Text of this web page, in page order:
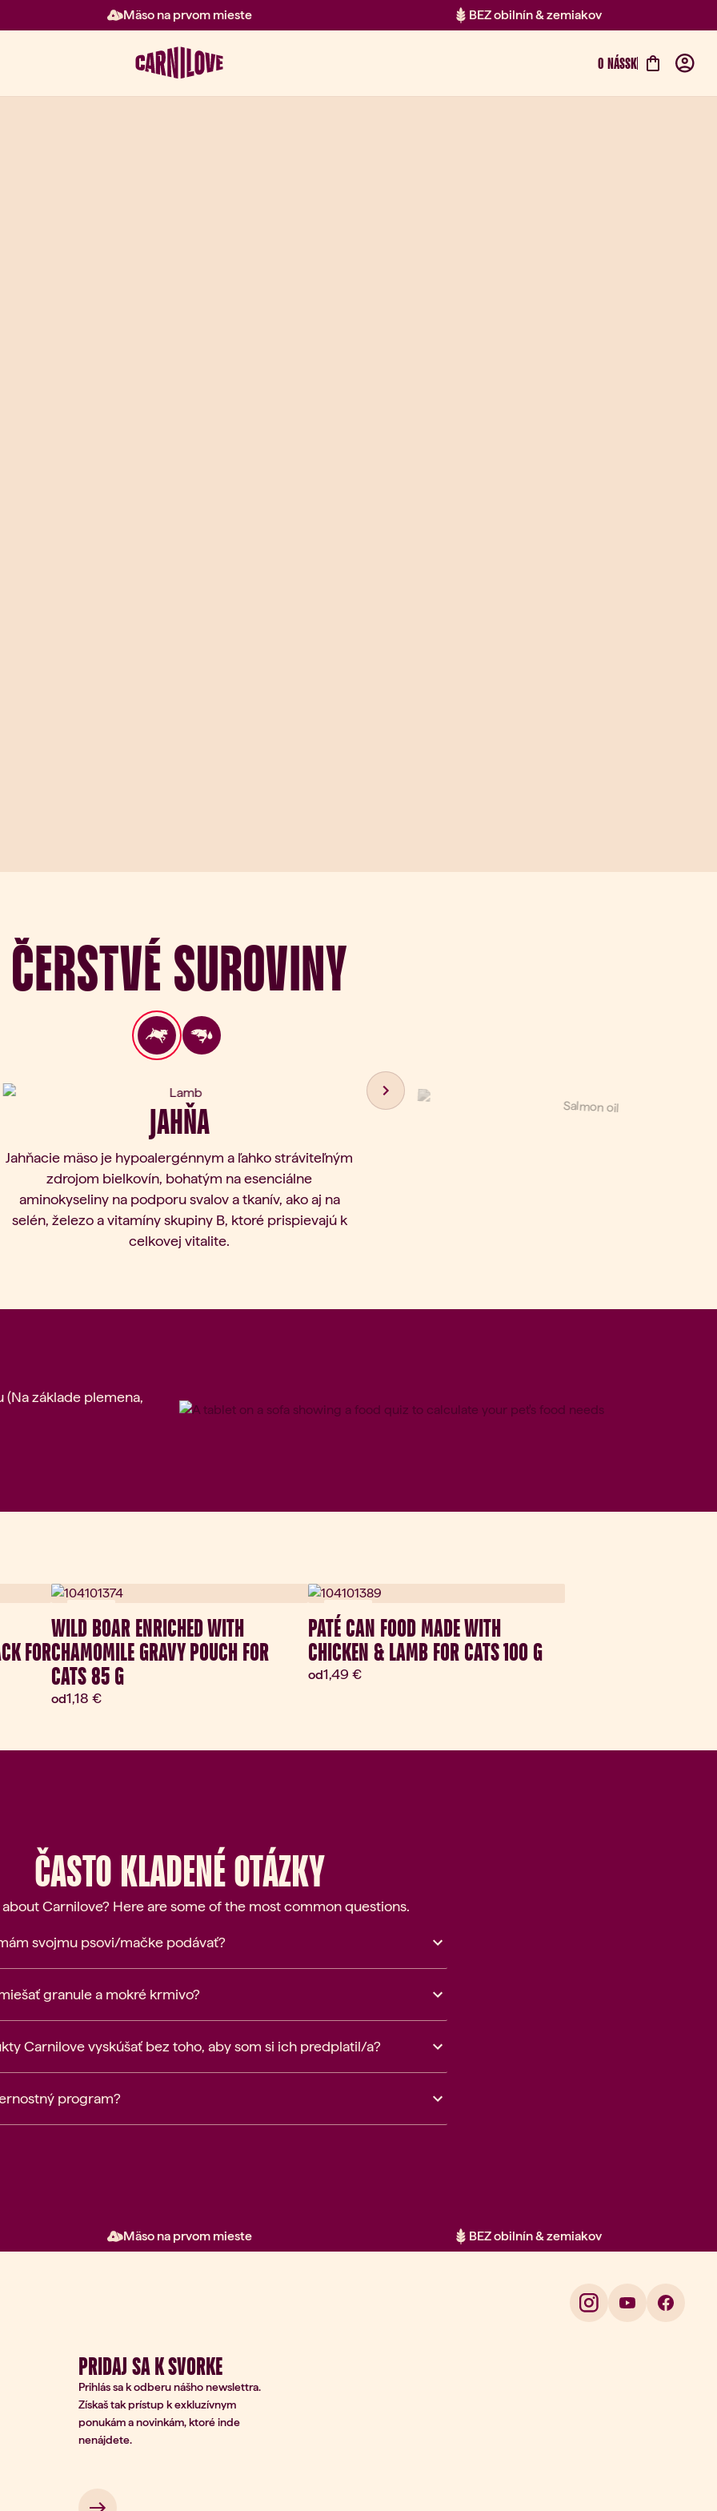
Mäso na prvom mieste BEZ obilnín & zemiakov
O NÁSSK
Čerstvé suroviny
slide Next slide
JAHŇA
Jahňacie mäso je hypoalergénnym a ľahko stráviteľným
zdrojom bielkovín, bohatým na esenciálne
aminokyseliny na podporu svalov a tkanív, ako aj na
selén, železo a vitamíny skupiny B, ktoré prispievajú k
celkovej vitalite.
základe plemena,
FOR
WILD BOAR ENRICHED WITH
CHAMOMILE GRAVY POUCH FOR
CATS 85 G
odAktuálna cena:
1,18 €
PATÉ CAN FOOD MADE WITH
CHICKEN & LAMB FOR CATS 100 G
odAktuálna cena:
1,49 €
ČASTO KLADENÉ OTÁZKY
Carnilove? Here are some of the most common questions.
svojmu psovi/mačke podávať?
granule a mokré krmivo?
Carnilove vyskúšať bez toho, aby som si ich predplatil/a?
program?
Mäso na prvom mieste BEZ obilnín & zemiakov
PRIDAJ SA K SVORKE
Prihlás sa k odberu nášho newslettra.
Získaš tak prístup k exkluzívnym
ponukám a novinkám, ktoré inde
nenájdete.
Prihlásenie na odber
→